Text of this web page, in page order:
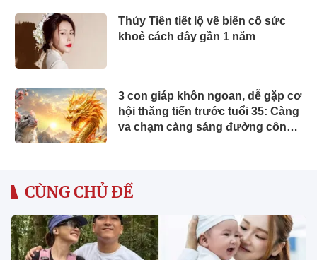
Thủy Tiên tiết lộ về biến cố sức
khoẻ cách đây gần 1 năm
3 con giáp khôn ngoan, dễ gặp cơ
hội thăng tiến trước tuổi 35: Càng
va chạm càng sáng đường công
CÙNG CHỦ ĐỀ